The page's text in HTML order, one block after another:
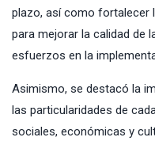
plazo, así como fortalecer
para mejorar la calidad de
esfuerzos en la
Asimismo, se destacó la
las particularidades de
sociales, económicas y